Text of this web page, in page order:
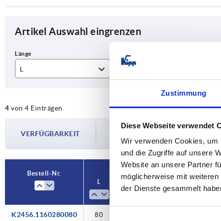
Zustimmung
Diese Webseite verwendet
Wir verwenden Cookies,
und die Zugriffe auf unsere
Website an unsere Partner
möglicherweise mit
der Dienste gesammelt
Artikel Auswahl eingrenzen
L
100
200
Hub S
59
109
4 von 4 Einträgen
VERFÜGBARKEIT
Die Verfügbarkeiten werden in
Versanddatum.
Bestell-Nr.
Hub S
80
100
150
200
Bestell-Nr.
Hub S
K2456.1160280080 80